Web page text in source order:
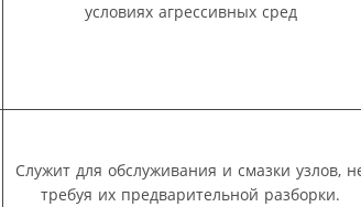
условиях агрессивных сред
Служит для обслуживания и смазки узлов,
требуя их предварительной разборки.